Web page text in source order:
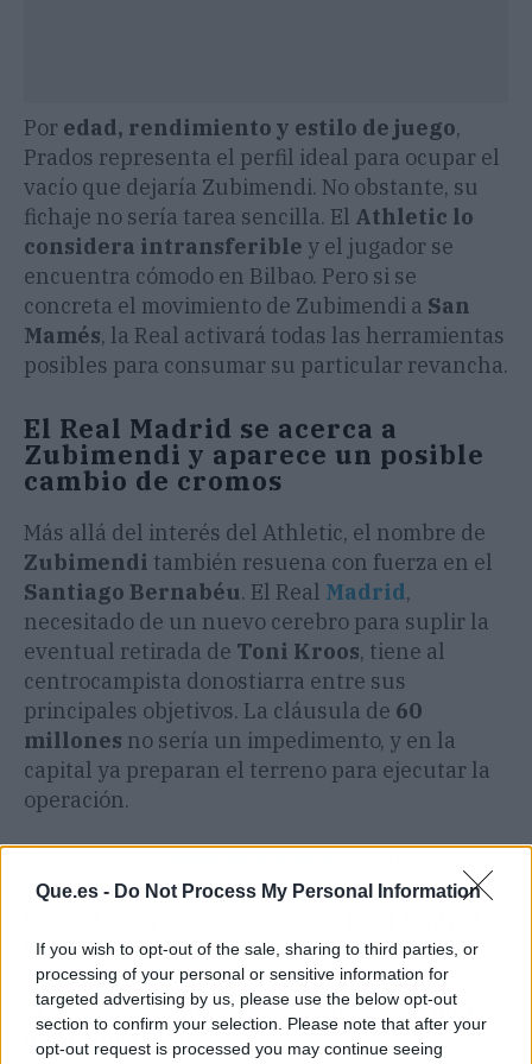
Que.es - Do Not Process My Personal Information
If you wish to opt-out of the sale, sharing to third parties, or
processing of your personal or sensitive information for
targeted advertising by us, please use the below opt-out
section to confirm your selection. Please note that after your
opt-out request is processed you may continue seeing
Por edad, rendimiento y estilo de juego,
Prados representa el perfil ideal para ocupar el
vacío que dejaría Zubimendi. No obstante, su
fichaje no sería tarea sencilla. El Athletic lo
considera intransferible y el jugador se
encuentra cómodo en Bilbao. Pero si se
concreta el movimiento de Zubimendi a San
Mamés, la Real activará todas las herramientas
posibles para consumar su particular revancha.
El Real Madrid se acerca a
Zubimendi y aparece un posible
cambio de cromos
Más allá del interés del Athletic, el nombre de
Zubimendi también resuena con fuerza en el
Santiago Bernabéu. El Real Madrid,
necesitado de un nuevo cerebro para suplir la
eventual retirada de Toni Kroos, tiene al
centrocampista donostiarra entre sus
principales objetivos. La cláusula de 60
millones no sería un impedimento, y en la
capital ya preparan el terreno para ejecutar la
operación.
sus fichas y apuntaría a reforzarse con
Castilla. El joven goleador podría ser parte
simbólica del acuerdo, lo que aliviaría en parte
la pérdida de Zubimendi. El potencialcambio
de cromosdejaría beneficios para ambos